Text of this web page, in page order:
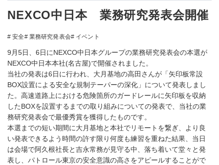
NEXCO中日本 業務研究発表会開催
# 安全# 業務研究発表会# イベント
9月5日、6日にNEXCO中日本グループの業務研究発表会の本選が
NEXCO中日本本社(名古屋)で開催されました。
当社の発表は6日に行われ、大月基地の高田さんが「矢印板常設
BOX設置による安全な規制テーパーの深化」について発表しまし
た。高速道路上における危険箇所のガードレールに矢印板を収納
したBOXを設置するまでの取り組みについての発表で、当社の業
務研究発表会で最優秀賞を獲得したものです。
本選までの短い期間に大月基地と本社でリモートを繋ぎ、より良
い発表できるよう時間の許す限り何度も練習を重ねた結果、当日
は会場で阿久根社長と吉永常務が見守る中、落ち着いて堂々と発
表し、パトロール東京の安全意識の高さをアピールすることがで